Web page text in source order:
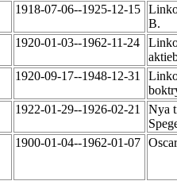
1918-07-06--1925-12-15
B.
1920-01-03--1962-11-24
1920-09-17--1948-12-31
1922-01-29--1926-02-21
Nya
1900-01-04--1962-01-07